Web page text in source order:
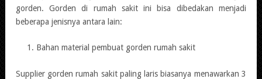
gorden. Gorden di rumah sakit ini bisa dibedakan menjadi
beberapa jenisnya antara lain:
Bahan material pembuat gorden rumah sakit
Supplier gorden rumah sakit paling laris biasanya menawarkan 3